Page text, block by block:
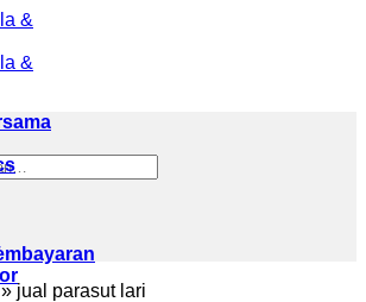
» jual parasut lari